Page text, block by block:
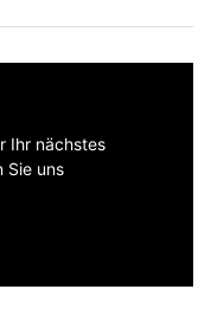
Ihr nächstes
Sie uns